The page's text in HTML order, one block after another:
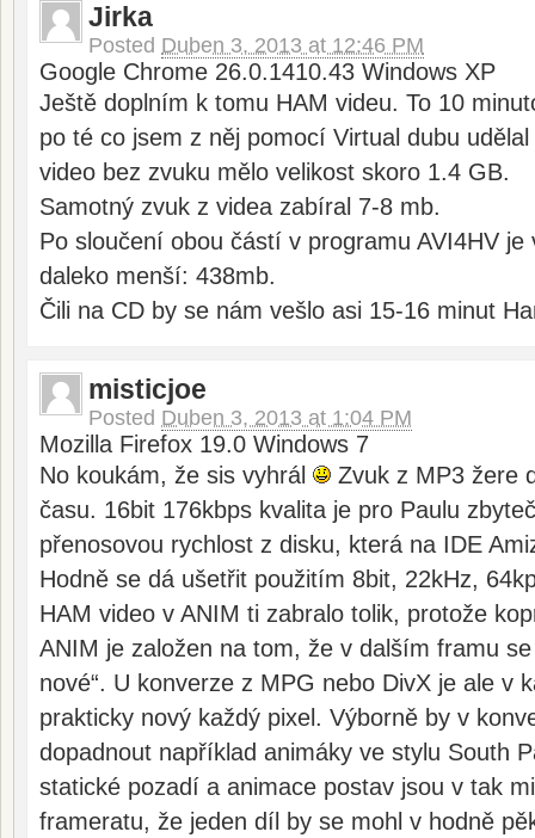
Jirka
Posted Duben 3, 2013 at 12:46 PM
Google Chrome 26.0.1410.43 Windows XP
Ještě doplním k tomu HAM videu. To 10
po té co jsem z něj pomocí Virtual dubu
video bez zvuku mělo velikost skoro 1.4 GB.
Samotný zvuk z videa zabíral 7-8 mb.
Po sloučení obou částí v programu AVI4HV je
daleko menší: 438mb.
Čili na CD by se nám vešlo asi 15-16 minut
misticjoe
Posted Duben 3, 2013 at 1:04 PM
Mozilla Firefox 19.0 Windows 7
No koukám, že sis vyhrál
Zvuk z MP3 žere
času. 16bit 176kbps kvalita je pro Paulu
přenosovou rychlost z disku, která na IDE
Hodně se dá ušetřit použitím 8bit, 22kHz,
HAM video v ANIM ti zabralo tolik, protože
ANIM je založen na tom, že v dalším framu
nové“. U konverze z MPG nebo DivX je ale v
prakticky nový každý pixel. Výborně by v
dopadnout například animáky ve stylu South
statické pozadí a animace postav jsou v tak
frameratu, že jeden díl by se mohl v hodně